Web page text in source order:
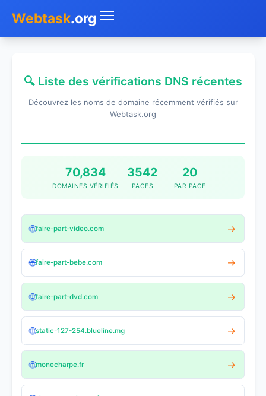
Webtask.org
Whois
SMS Gratuit
🔍 Liste des vérifications DNS récentes
Découvrez les noms de domaine récemment vérifiés sur
Webtask.org
70,834
DOMAINES VÉRIFIÉS
3542
PAGES
20
PAR PAGE
🌐faire-part-video.com →
🌐faire-part-bebe.com →
🌐faire-part-dvd.com →
🌐static-127-254.blueline.mg →
🌐monecharpe.fr →